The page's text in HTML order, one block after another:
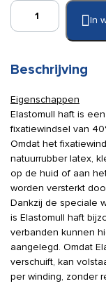
Elastomull
x
m
aantal
In
Beschrijving
Eigenschappen
Elastomull haft is
fixatiewindsel van
Omdat het
natuurrubber latex,
op de huid of aan
worden versterkt
Dankzij de speciale
is Elastomull haft
verbanden kunnen
aangelegd. Omdat
verschuift, kan
per winding, zonder